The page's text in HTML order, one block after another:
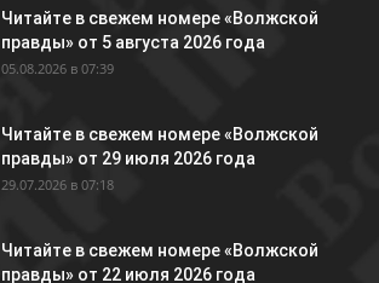
Читайте в свежем номере «Волжской
правды» от 5 августа 2026 года
05.08.2026 в 07:39
Читайте в свежем номере «Волжской
правды» от 29 июля 2026 года
29.07.2026 в 07:18
Читайте в свежем номере «Волжской
правды» от 22 июля 2026 года